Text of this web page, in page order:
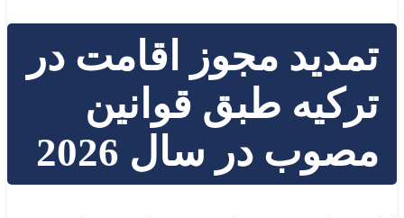
تمدید مجوز اقامت در
ترکیه طبق قوانین
مصوب در سال 2026